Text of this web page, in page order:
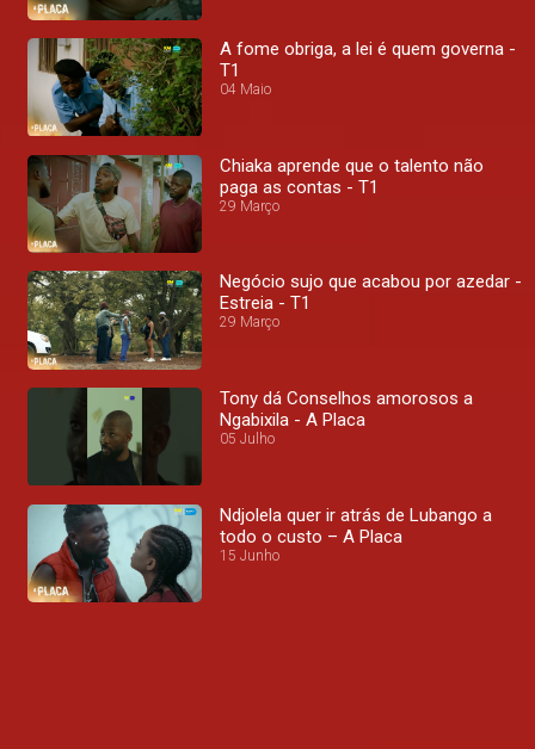
A fome obriga, a lei é quem governa -
T1
04 Maio
Chiaka aprende que o talento não
paga as contas - T1
29 Março
Negócio sujo que acabou por azedar -
Estreia - T1
29 Março
Tony dá Conselhos amorosos a
Ngabixila - A Placa
05 Julho
Ndjolela quer ir atrás de Lubango a
todo o custo – A Placa
15 Junho